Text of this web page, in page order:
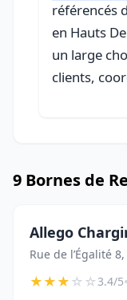
référencés
en Hauts
un large
clients,
9 Bornes de
Allego
Rue de l’Égalité
★★★☆☆3.4/5•